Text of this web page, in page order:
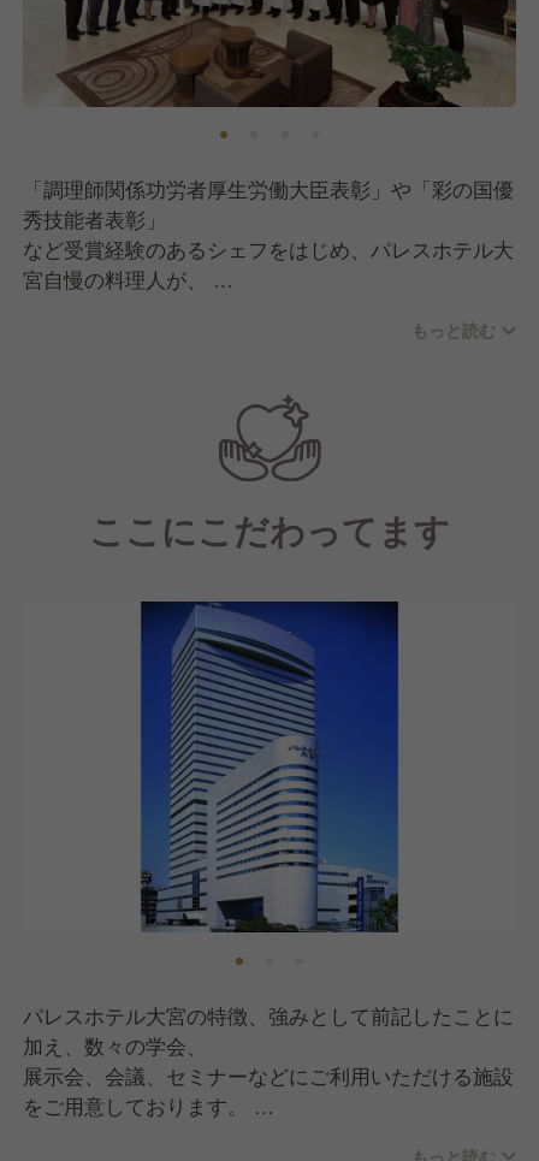
「調理師関係功労者厚生労働大臣表彰」や「彩の国優
秀技能者表彰」
など受賞経験のあるシェフをはじめ、パレスホテル大
宮自慢の料理人が、
ローストビーフもご堪能いただけます。
また、スイーツにもこだわっており、厳選した食材を
ホテル伝統の味を提供しております。
域密着型コミュニティホテルとして、地元埼玉県産の
取り入れています。従業員も埼玉県、および北関東が
地元のスタッフが
多いのが特徴です。
もっと読む
ここにこだわってます
パレスホテル大宮の特徴、強みとして前記したことに
加え、数々の学会、
展示会、会議、セミナーなどにご利用いただける施設
をご用意しております。
もっと読む